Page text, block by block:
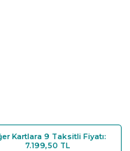
Kartlara 9 Taksitli Fiyatı:
7.199,50 TL